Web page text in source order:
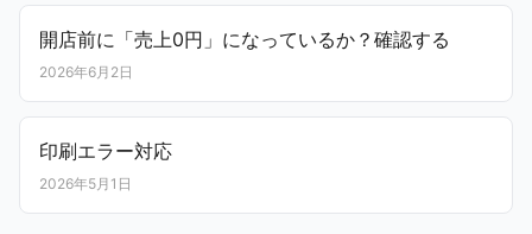
開店前に「売上0円」になっているか？確認する
2026年6月2日
印刷エラー対応
2026年5月1日